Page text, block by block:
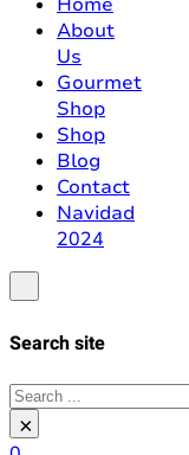
About
Us
Gourmet
Shop
Shop
Blog
Contact
Navidad
2024
Search site
Search
×